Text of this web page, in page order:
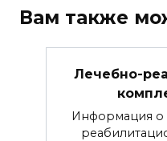
Вам также
Лечебно-
Информация о